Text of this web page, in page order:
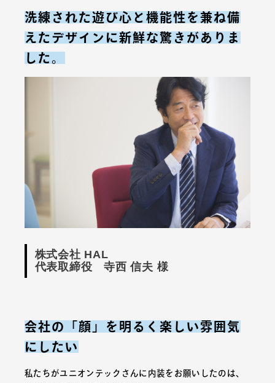
洗練された遊び心と機能性を兼ね備
えたデザインに新鮮な驚きがありま
した。
株式会社 HAL
代表取締役 寺西 信夫 様
会社の「顔」を明るく楽しい雰囲気
にしたい
私たちがユニオンテックさんに内装をお願いしたのは、